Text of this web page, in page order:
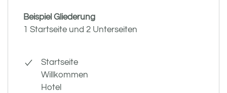
Beispiel Gliederung
1 Startseite und 2 Unterseiten
Startseite
Willkommen
Hotel